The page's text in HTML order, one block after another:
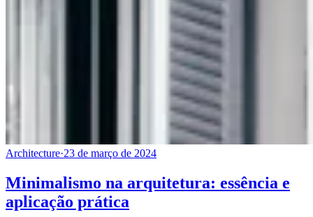
Architecture·23 de março de 2024
Minimalismo na arquitetura: essência e
aplicação prática